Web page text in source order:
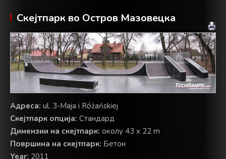
Скејтпарк во Остров Мазовецка
Адреса: ul. 3-Maja i Różańskiej
Скејтпарк опција: Стандард
Димензии на скејтпарк: околу 43 x 22 m
Површина на скејтпарк: Бетон
Year: 2011